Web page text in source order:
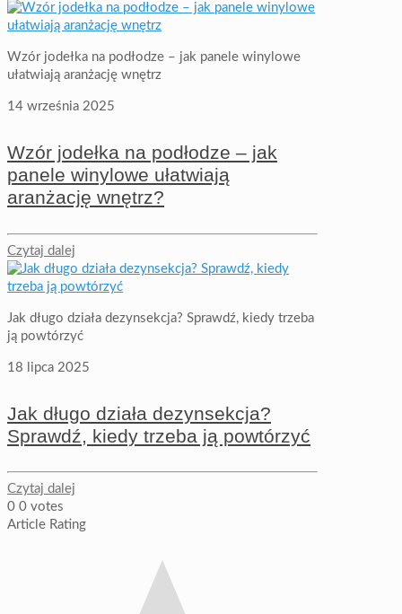
Wzór jodełka na podłodze – jak panele winylowe
ułatwiają aranżację wnętrz
14 września 2025
Wzór jodełka na podłodze – jak
panele winylowe ułatwiają
aranżację wnętrz?
Czytaj dalej
Jak długo działa dezynsekcja? Sprawdź, kiedy trzeba
ją powtórzyć
18 lipca 2025
Jak długo działa dezynsekcja?
Sprawdź, kiedy trzeba ją powtórzyć
Czytaj dalej
0 0 votes
Article Rating